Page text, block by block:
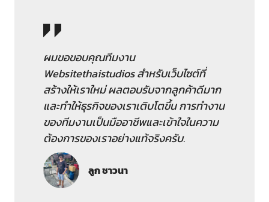
ผมขอขอบคุณทีมงาน
Websitethaistudios สำหรับเว็บไซต์ที่
สร้างให้เราใหม่ ผลตอบรับจากลูกค้าดีมาก
และทำให้ธุรกิจของเราเติบโตขึ้น การทำงาน
ของทีมงานเป็นมืออาชีพและเข้าใจในความ
ต้องการของเราอย่างแท้จริงครับ.
ลูก ชาวนา